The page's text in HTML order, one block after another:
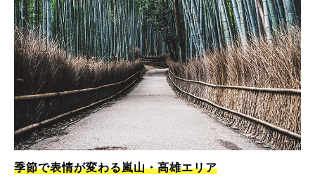
季節で表情が変わる嵐山・高雄エリア